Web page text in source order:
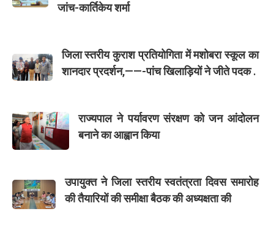
जांच-कार्तिकेय शर्मा
जिला स्तरीय कुराश प्रतियोगिता में मशोबरा स्कूल का
शानदार प्रदर्शन,——-पांच खिलाड़ियों ने जीते पदक .
राज्यपाल ने पर्यावरण संरक्षण को जन आंदोलन
बनाने का आह्वान किया
उपायुक्त ने जिला स्तरीय स्वतंत्रता दिवस समारोह
की तैयारियों की समीक्षा बैठक की अध्यक्षता की